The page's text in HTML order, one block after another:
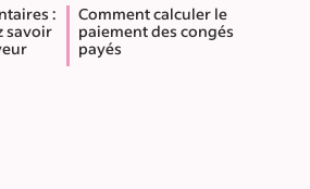
:
savoir
Comment calculer le
paiement des congés
payés